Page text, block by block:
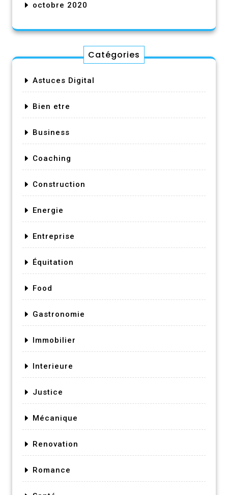
octobre 2020
Catégories
Astuces Digital
Bien etre
Business
Coaching
Construction
Energie
Entreprise
Équitation
Food
Gastronomie
Immobilier
Interieure
Justice
Mécanique
Renovation
Romance